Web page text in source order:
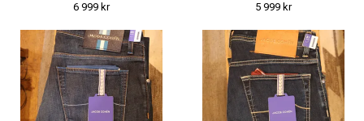
6 999 kr
5 999 kr